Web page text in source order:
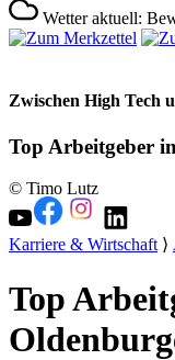
Wetter aktuell:
Zwischen High Tech
Top Arbeitgeber
© Timo Lutz
Karriere & Wirtschaft⟩
Top